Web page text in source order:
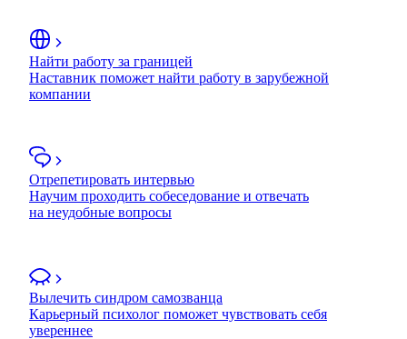
Найти работу за границей
Наставник поможет найти работу в зарубежной
компании
Отрепетировать интервью
Научим проходить собеседование и отвечать
на неудобные вопросы
Вылечить синдром самозванца
Карьерный психолог поможет чувствовать себя
увереннее